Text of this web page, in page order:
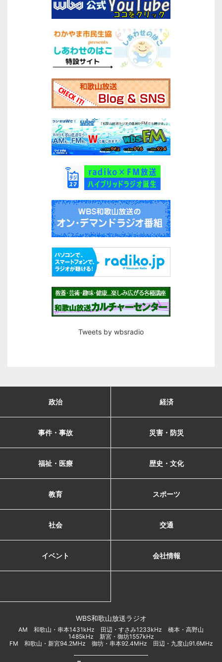
Tweets by wbsradio
政治 経済
事件・事故 災害・防災
福祉・医療 歴史・文化
教育 スポーツ
社会 交通
イベント 会社情報
WBS和歌山放送ラジオ
AM 和歌山・串本1431kHz 田辺・すさみ1233kHz 橋本・高野山
1485kHz 新宮・御坊1557kHz
FM 和歌山・新宮94.2MHz 御坊・串本92.4MHz 田辺・九度山91.6MHz